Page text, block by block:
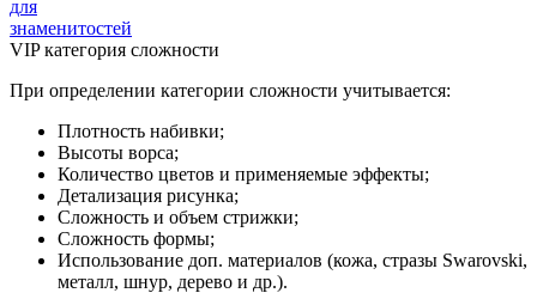
для
знаменитостей
VIP категория сложности
При определении категории сложности учитывается:
Плотность набивки;
Высоты ворса;
Количество цветов и применяемые эффекты;
Детализация рисунка;
Сложность и объем стрижки;
Сложность формы;
Использование доп. материалов (кожа, стразы Swarovski,
металл, шнур, дерево и др.).